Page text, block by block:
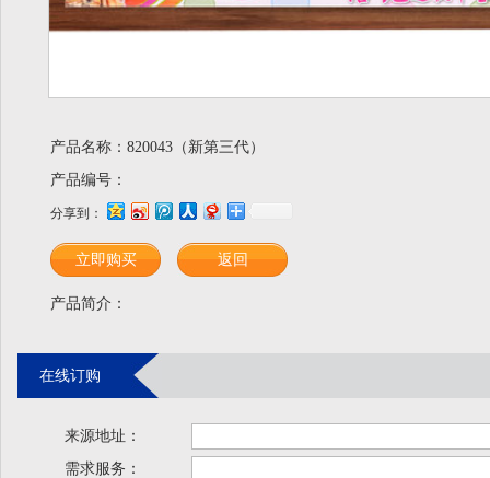
产品名称：820043（新第三代）
产品编号：
分享到：
立即购买 返回
产品简介：
在线订购
来源地址：
需求服务：